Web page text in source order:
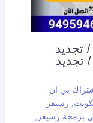
تجديد
اشتراك واي فاي/ 94959465 / تجديد
بي ان
رسيفر
برمجة رسيفر